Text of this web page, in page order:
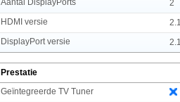
2
HDMI versie
DisplayPort versie
Prestatie
Geïntegreerde TV Tuner